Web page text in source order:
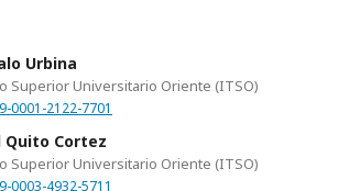
Urbina
Superior Universitario Oriente (ITSO)
2122-7701
Quito Cortez
Superior Universitario Oriente (ITSO)
4932-5711